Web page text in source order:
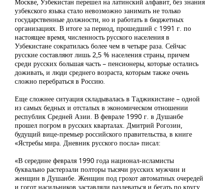
узбекского языка стало невозможно занимать не только
государственные должности, но и работать в бюджетных
организациях. В итоге за период, прошедший с 1991 г. по
настоящее время, численность русского населения в
Узбекистане сократилась более чем в четыре раза. Сейчас
русские составляют лишь 2,5 % населения страны, причем
среди русских большая часть – пенсионеры, которые остались
доживать, и люди среднего возраста, которым также очень
сложно перебраться в Россию.
Еще сложнее ситуация складывалась в Таджикистане – одной
из самых бедных и отсталых в экономическом отношении
республик Средней Азии. В феврале 1990 г. в Душанбе
прошел погром в русских кварталах. Дмитрий Рогозин,
будущий вице-премьер российского правительства, в книге
«Ястребы мира. Дневник русского посла» писал:
«В середине февраля 1990 года национал-исламисты
буквально растерзали полторы тысячи русских мужчин и
женщин в Душанбе. Женщин под грохот автоматных очередей
и гогот насильников заставляли раздеваться и бегать по кругу